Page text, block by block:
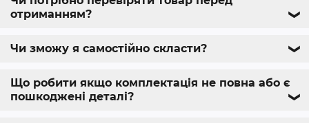
отриманням?
❯
Чи зможу я самостійно скласти? ❯
Що робити якщо комплектація не повна або є
пошкоджені деталі?
❯